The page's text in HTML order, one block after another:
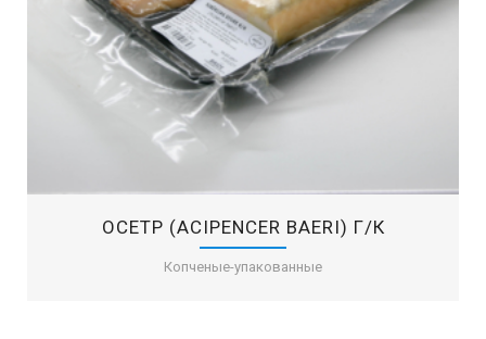
OСЕТР (ACIPENCER BAERI) Г/К
Копченые-упакованные